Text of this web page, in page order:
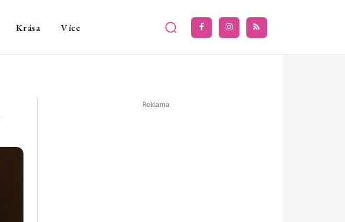
Krása Více
Reklama